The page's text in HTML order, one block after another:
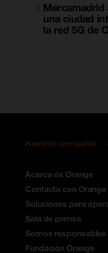
Mercamadrid
una ciudad
la red 5G de
Nuestra compañía
Acerca de Orange
Contacta con Orange
Soluciones para
Sala de prensa
Somos responsables
Fundación Orange